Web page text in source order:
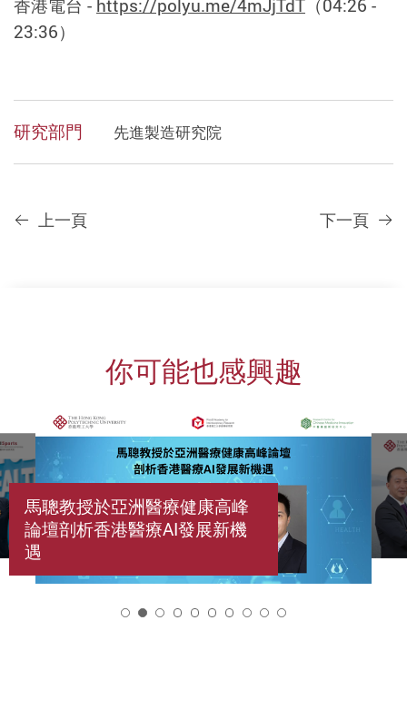
香港電台 - https://polyu.me/4mJjTdT （04:26 -
23:36）
研究部門 先進製造研究院
上一頁 下一頁
你可能也感興趣
馬聰教授於亞洲醫療健康高峰
論壇剖析香港醫療AI發展新機
遇